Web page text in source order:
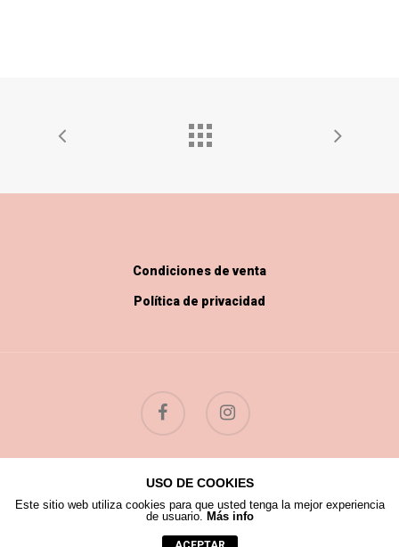
Condiciones de venta
Política de privacidad
© 2026 Flores Silvestres.
USO DE COOKIES
Este sitio web utiliza cookies para que usted tenga la mejor experiencia
de usuario. Más info